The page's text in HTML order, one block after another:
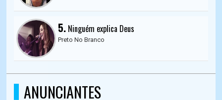
5. Ninguém explica Deus
Preto No Branco
ANUNCIANTES